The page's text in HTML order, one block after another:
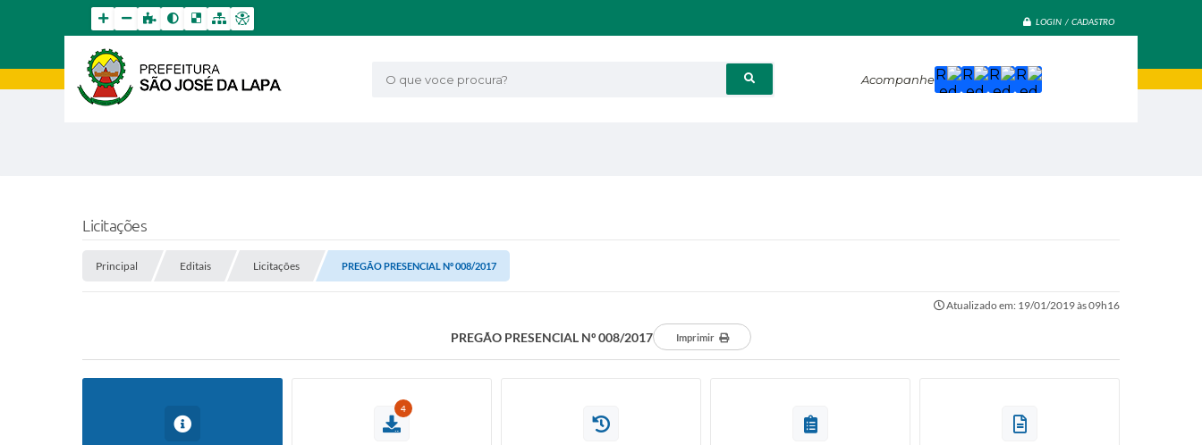
LOGIN / CADASTRO
O que voce procura? Acompanhe
Licitações
Principal Editais Licitações PREGÃO PRESENCIAL Nº 008/2017
Atualizado em: 19/01/2019 às 09h16
PREGÃO PRESENCIAL Nº 008/2017 Imprimir
4